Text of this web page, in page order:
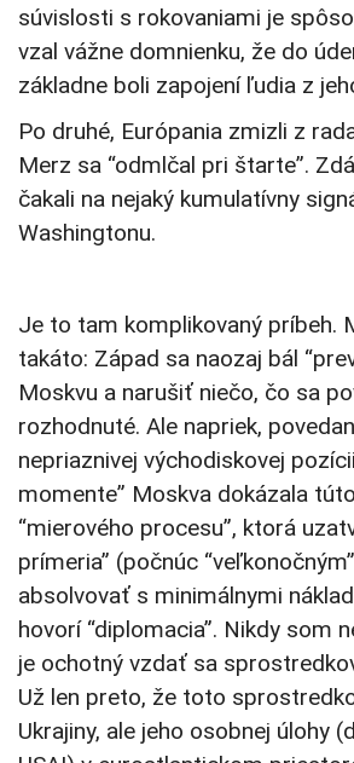
súvislosti s rokovaniami je
vzal vážne domnienku, že do
základne boli zapojení ľudia z
Po druhé, Európania zmizli z
Merz sa “odmlčal pri štarte”.
čakali na nejaký kumulatívny
Washingtonu.
Je to tam komplikovaný príbeh.
takáto: Západ sa naozaj bál
Moskvu a narušiť niečo, čo sa
rozhodnuté. Ale napriek,
nepriaznivej východiskovej
momente” Moskva dokázala
“mierového procesu”, ktorá
prímeria” (počnúc
absolvovať s minimálnymi
hovorí “diplomacia”. Nikdy som
je ochotný vzdať sa
Už len preto, že toto
Ukrajiny, ale jeho osobnej úlohy